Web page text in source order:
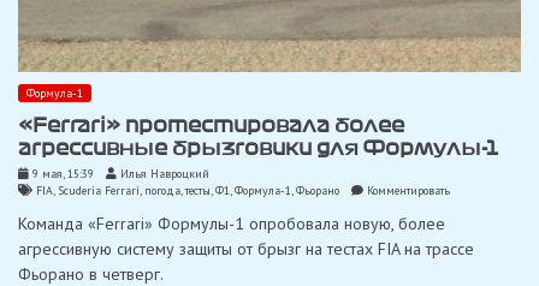
Формула-1
«Ferrari» протестировала более
агрессивные брызговики для Формулы-1
9 мая, 15:39
Илья Навроцкий
FIA, Scuderia Ferrari, погода,тесты,Ф1,Формула-1,Фьорано Комментироватьon
агрессивные
Команда «Ferrari» Формулы-1 опробовала новую, более
агрессивную систему защиты от брызг на тестах FIA на трассе
Фьорано в четверг.